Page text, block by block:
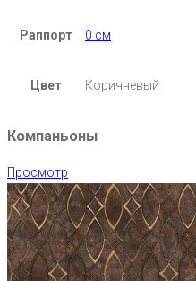
Раппорт 0 см
Цвет Коричневый
Компаньоны
Просмотр